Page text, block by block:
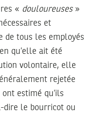
« douloureuses»
et
de tous les employés
qu’elle ait été
volontaire, elle
rejetée
estimé qu’ils
dire le bourricot ou